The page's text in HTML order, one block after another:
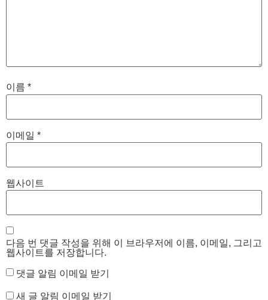
이름 *
이메일 *
웹사이트
다음 번 댓글 작성을 위해 이 브라우저에 이름, 이메일, 그리고
웹사이트를 저장합니다.
댓글 알림 이메일 받기
새 글 알림 이메일 받기